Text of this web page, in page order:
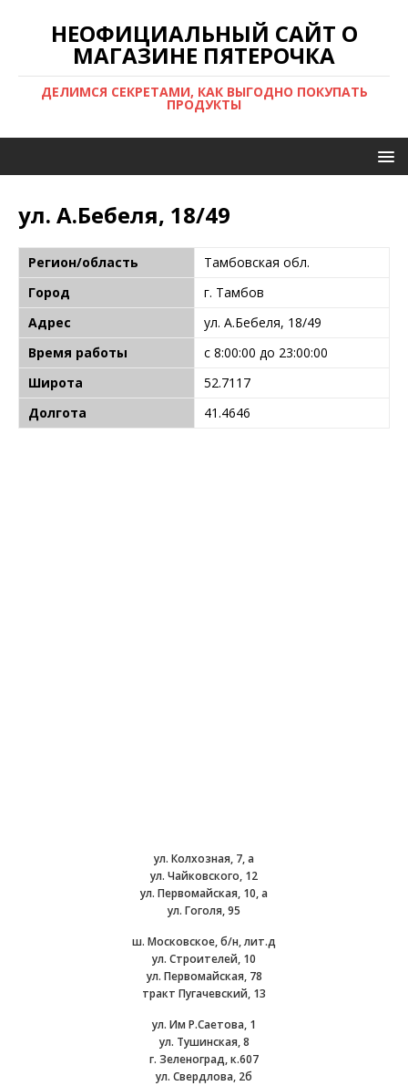
НЕОФИЦИАЛЬНЫЙ САЙТ О
МАГАЗИНЕ ПЯТЕРОЧКА
ДЕЛИМСЯ СЕКРЕТАМИ, КАК ВЫГОДНО ПОКУПАТЬ
ПРОДУКТЫ
ул. А.Бебеля, 18/49
Регион/область
Тамбовская обл.
Город
г. Тамбов
Адрес
ул. А.Бебеля, 18/49
Время работы
с 8:00:00 до 23:00:00
Широта
52.7117
Долгота
41.4646
ул. Колхозная, 7, а
ул. Чайковского, 12
ул. Первомайская, 10, а
ул. Гоголя, 95
ш. Московское, б/н, лит.д
ул. Строителей, 10
ул. Первомайская, 78
тракт Пугачевский, 13
ул. Им Р.Саетова, 1
ул. Тушинская, 8
г. Зеленоград, к.607
ул. Свердлова, 2б